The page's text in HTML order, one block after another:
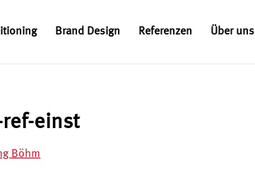
Brand Design Referenzen Über uns
einst
Böhm